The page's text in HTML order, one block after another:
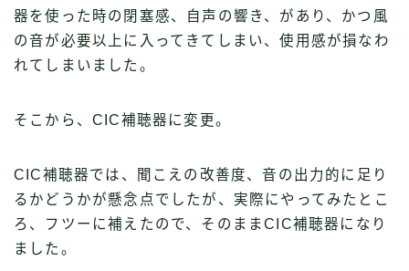
器を使った時の閉塞感、自声の響き、があり、かつ風
の音が必要以上に入ってきてしまい、使用感が損なわ
れてしまいました。
そこから、CIC補聴器に変更。
CIC補聴器では、聞こえの改善度、音の出力的に足り
るかどうかが懸念点でしたが、実際にやってみたとこ
ろ、フツーに補えたので、そのままCIC補聴器になり
ました。